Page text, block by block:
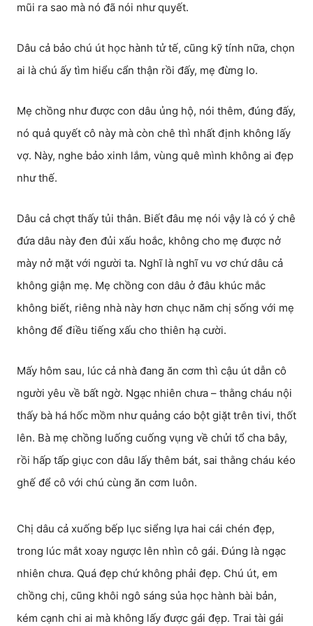
mũi ra sao mà nó đã nói như quyết.
Dâu cả bảo chú út học hành tử tế, cũng kỹ tính nữa, chọn
ai là chú ấy tìm hiểu cẩn thận rồi đấy, mẹ đừng lo.
Mẹ chồng như được con dâu ủng hộ, nói thêm, đúng đấy,
nó quả quyết cô này mà còn chê thì nhất định không lấy
vợ. Này, nghe bảo xinh lắm, vùng quê mình không ai đẹp
như thế.
Dâu cả chợt thấy tủi thân. Biết đâu mẹ nói vậy là có ý chê
đứa dâu này đen đủi xấu hoắc, không cho mẹ được nở
mày nở mặt với người ta. Nghĩ là nghĩ vu vơ chứ dâu cả
không giận mẹ. Mẹ chồng con dâu ở đâu khúc mắc
không biết, riêng nhà này hơn chục năm chị sống với mẹ
không để điều tiếng xấu cho thiên hạ cười.
Mấy hôm sau, lúc cả nhà đang ăn cơm thì cậu út dẫn cô
người yêu về bất ngờ. Ngạc nhiên chưa – thằng cháu nội
thấy bà há hốc mồm như quảng cáo bột giặt trên tivi, thốt
lên. Bà mẹ chồng luống cuống vụng về chửi tổ cha bây,
rồi hấp tấp giục con dâu lấy thêm bát, sai thằng cháu kéo
ghế để cô với chú cùng ăn cơm luôn.
Chị dâu cả xuống bếp lục siểng lựa hai cái chén đẹp,
trong lúc mắt xoay ngược lên nhìn cô gái. Đúng là ngạc
nhiên chưa. Quá đẹp chứ không phải đẹp. Chú út, em
chồng chị, cũng khôi ngô sáng sủa học hành bài bản,
kém cạnh chi ai mà không lấy được gái đẹp. Trai tài gái